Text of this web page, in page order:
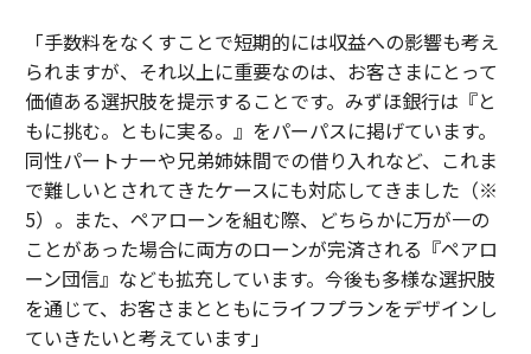
「手数料をなくすことで短期的には収益への影響も考え
られますが、それ以上に重要なのは、お客さまにとって
価値ある選択肢を提示することです。みずほ銀行は『と
もに挑む。ともに実る。』をパーパスに掲げています。
同性パートナーや兄弟姉妹間での借り入れなど、これま
で難しいとされてきたケースにも対応してきました（※
5）。また、ペアローンを組む際、どちらかに万が一の
ことがあった場合に両方のローンが完済される『ペアロ
ーン団信』なども拡充しています。今後も多様な選択肢
を通じて、お客さまとともにライフプランをデザインし
ていきたいと考えています」